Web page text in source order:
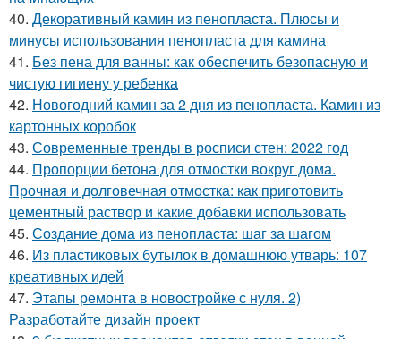
40. Декоративный камин из пенопласта. Плюсы и
минусы использования пенопласта для камина
41. Без пена для ванны: как обеспечить безопасную и
чистую гигиену у ребенка
42. Новогодний камин за 2 дня из пенопласта. Камин из
картонных коробок
43. Современные тренды в росписи стен: 2022 год
44. Пропорции бетона для отмостки вокруг дома.
Прочная и долговечная отмостка: как приготовить
цементный раствор и какие добавки использовать
45. Создание дома из пенопласта: шаг за шагом
46. Из пластиковых бутылок в домашнюю утварь: 107
креативных идей
47. Этапы ремонта в новостройке с нуля. 2)
Разработайте дизайн проект